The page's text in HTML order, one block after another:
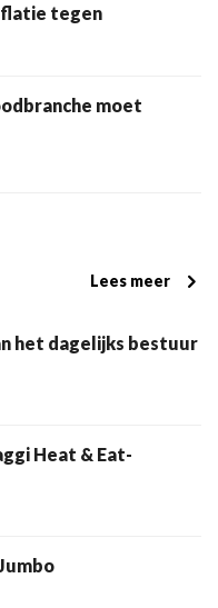
tegen
moet
Lees meer
het dagelijks bestuur
Heat & Eat-